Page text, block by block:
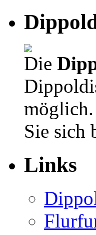
Die
möglich.
Sie sich
Links